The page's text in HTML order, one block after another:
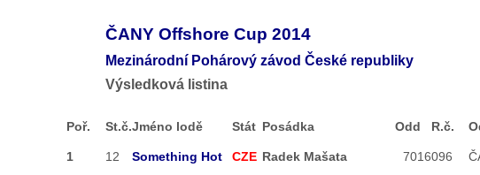
ČANY Offshore Cup 2014
Mezinárodní Pohárový závod České republiky
Výsledková listina
Poř. St.č.Jméno lodě Stát Posádka Odd R.č.
1 12 Something Hot CZE Radek Mašata 7016096